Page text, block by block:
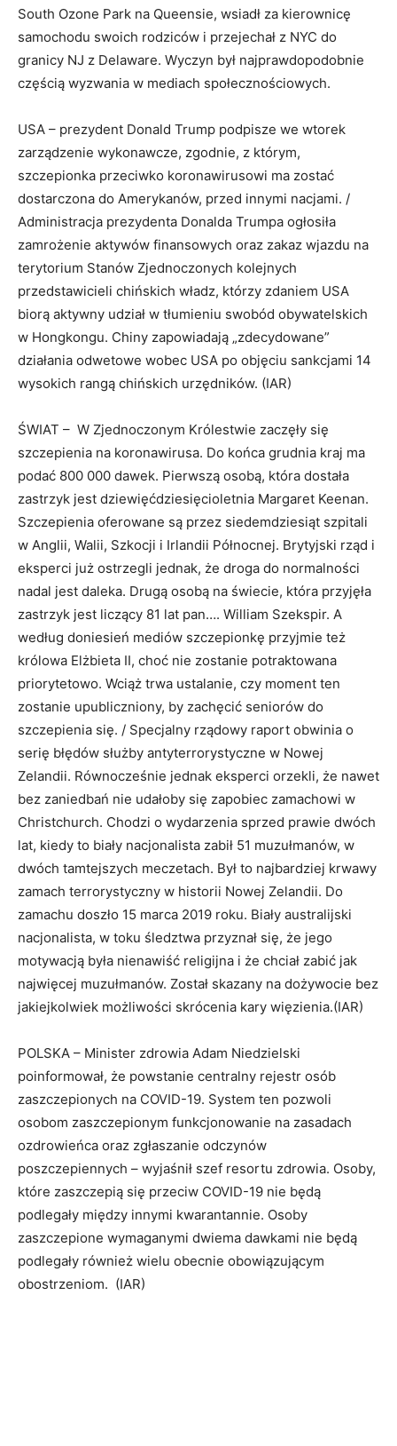
South Ozone Park na Queensie, wsiadł za kierownicę
samochodu swoich rodziców i przejechał z NYC do
granicy NJ z Delaware. Wyczyn był najprawdopodobnie
częścią wyzwania w mediach społecznościowych.
USA – prezydent Donald Trump podpisze we wtorek
zarządzenie wykonawcze, zgodnie, z którym,
szczepionka przeciwko koronawirusowi ma zostać
dostarczona do Amerykanów, przed innymi nacjami. /
Administracja prezydenta Donalda Trumpa ogłosiła
zamrożenie aktywów finansowych oraz zakaz wjazdu na
terytorium Stanów Zjednoczonych kolejnych
przedstawicieli chińskich władz, którzy zdaniem USA
biorą aktywny udział w tłumieniu swobód obywatelskich
w Hongkongu. Chiny zapowiadają „zdecydowane”
działania odwetowe wobec USA po objęciu sankcjami 14
wysokich rangą chińskich urzędników. (IAR)
ŚWIAT – W Zjednoczonym Królestwie zaczęły się
szczepienia na koronawirusa. Do końca grudnia kraj ma
podać 800 000 dawek. Pierwszą osobą, która dostała
zastrzyk jest dziewięćdziesięcioletnia Margaret Keenan.
Szczepienia oferowane są przez siedemdziesiąt szpitali
w Anglii, Walii, Szkocji i Irlandii Północnej. Brytyjski rząd i
eksperci już ostrzegli jednak, że droga do normalności
nadal jest daleka. Drugą osobą na świecie, która przyjęła
zastrzyk jest liczący 81 lat pan…. William Szekspir. A
według doniesień mediów szczepionkę przyjmie też
królowa Elżbieta II, choć nie zostanie potraktowana
priorytetowo. Wciąż trwa ustalanie, czy moment ten
zostanie upubliczniony, by zachęcić seniorów do
szczepienia się. / Specjalny rządowy raport obwinia o
serię błędów służby antyterrorystyczne w Nowej
Zelandii. Równocześnie jednak eksperci orzekli, że nawet
bez zaniedbań nie udałoby się zapobiec zamachowi w
Christchurch. Chodzi o wydarzenia sprzed prawie dwóch
lat, kiedy to biały nacjonalista zabił 51 muzułmanów, w
dwóch tamtejszych meczetach. Był to najbardziej krwawy
zamach terrorystyczny w historii Nowej Zelandii. Do
zamachu doszło 15 marca 2019 roku. Biały australijski
nacjonalista, w toku śledztwa przyznał się, że jego
motywacją była nienawiść religijna i że chciał zabić jak
najwięcej muzułmanów. Został skazany na dożywocie bez
jakiejkolwiek możliwości skrócenia kary więzienia.(IAR)
POLSKA – Minister zdrowia Adam Niedzielski
poinformował, że powstanie centralny rejestr osób
zaszczepionych na COVID-19. System ten pozwoli
osobom zaszczepionym funkcjonowanie na zasadach
ozdrowieńca oraz zgłaszanie odczynów
poszczepiennych – wyjaśnił szef resortu zdrowia. Osoby,
które zaszczepią się przeciw COVID-19 nie będą
podlegały między innymi kwarantannie. Osoby
zaszczepione wymaganymi dwiema dawkami nie będą
podlegały również wielu obecnie obowiązującym
obostrzeniom. (IAR)